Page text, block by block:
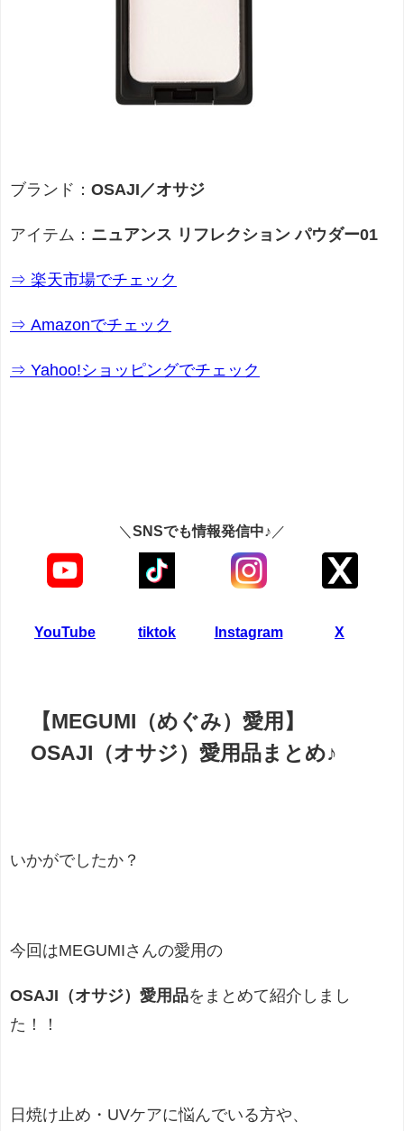
ブランド： OSAJI／オサジ
アイテム： ニュアンス リフレクション パウダー01
⇒ 楽天市場でチェック
⇒ Amazonでチェック
⇒ Yahoo!ショッピングでチェック
＼ SNSでも情報発信中♪ ／
YouTube tiktok Instagram X
【MEGUMI（めぐみ）愛用】
OSAJI（オサジ）愛用品まとめ♪
いかがでしたか？
今回はMEGUMIさんの愛用の
OSAJI（オサジ）愛用品をまとめて紹介しまし
た！！
日焼け止め・UVケアに悩んでいる方や、